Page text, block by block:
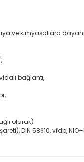
ve kimyasallara
bağlantı,
olarak)
işareti), DIN 58610, vfdb,